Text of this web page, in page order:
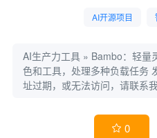
AI开源项目
AI生产力工具 » Bambo：轻量
色和工具，处理多种负载任务
址过期，或无法访问，请联系我
 0